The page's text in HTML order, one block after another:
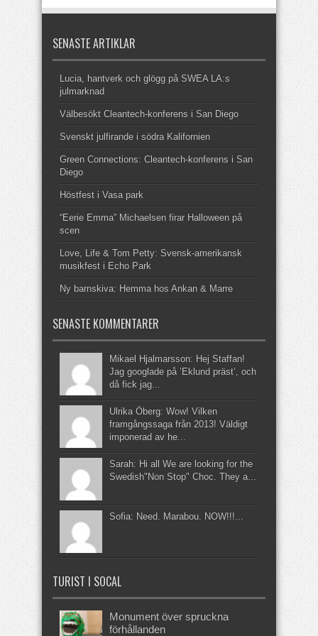
SENASTE ARTIKLAR
Lucia, hantverk och glögg på SWEA LA:s
julmarknad
Välbesökt Cleantech-konferens i San Diego
Svenskt julfirande i södra Kalifornien
Green Connections: Cleantech-konferens i San
Diego
Höstfest i Vasa park
“Eerie Emma” Michaelsen firar Halloween på
scen
Love, Life & Tom Petty: Svensk-amerikansk
musikfest i Echo Park
Ny barnskiva: Hemma hos Ankan & Marre
SENASTE KOMMENTARER
Mikael Hjalmarsson: Hej Staffan!
Jag googlade på ’Eklund präst’, och
då fick jag...
Ulrika Öberg: Wow! Vilken
framgångssaga från 2013! Väldigt
imponerad av he...
Sarah: Hi all We are looking for the
Swedish"Non Stop" Choc. They a...
Sofia: Need. Marabou. NOW!!!...
TURIST I SOCAL
Monument över spruckna
förhållanden